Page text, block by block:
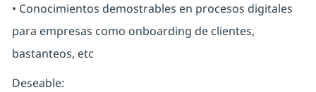
• Conocimientos demostrables en procesos digitales
para empresas como onboarding de clientes,
bastanteos, etc
Deseable: